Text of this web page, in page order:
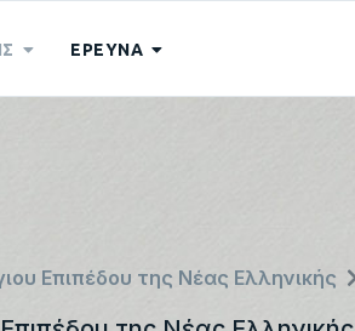
ΕΡΕΥΝΑ
Επιπέδου της Νέας Ελληνικής